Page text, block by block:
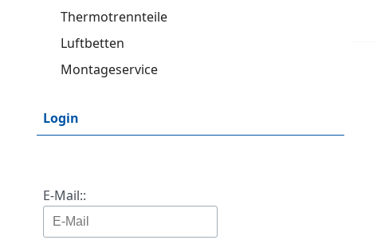
Thermotrennteile
Luftbetten
Montageservice
Login
E-Mail::